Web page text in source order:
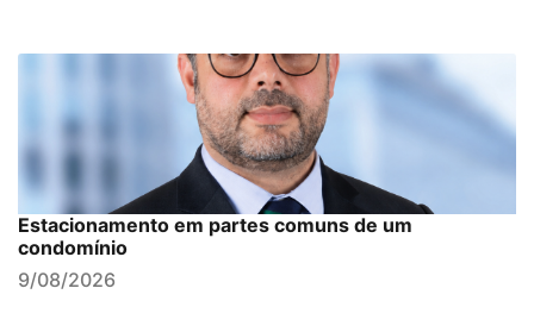
Estacionamento em partes comuns de um
condomínio
9/08/2026